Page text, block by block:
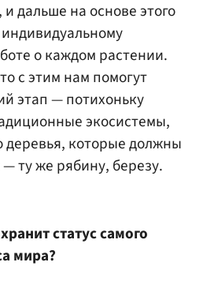
дальше на основе этого
о каждом растении.
с этим нам помогут
этап — потихоньку
экосистемы,
деревья, которые должны
ту же рябину, березу.
статус самого
мира?